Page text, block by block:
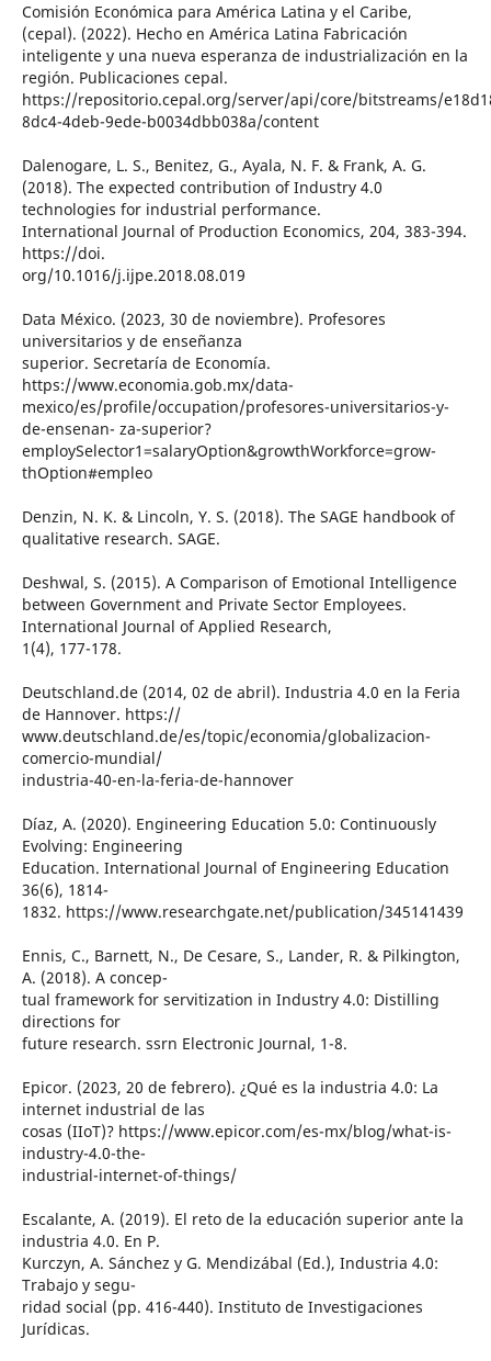
Comisión Económica para América Latina y el Caribe,
(cepal). (2022). Hecho en América Latina Fabricación
inteligente y una nueva esperanza de industrialización en la
región. Publicaciones cepal.
https://repositorio.cepal.org/server/api/core/bitstreams/
8dc4-4deb-9ede-b0034dbb038a/content
Dalenogare, L. S., Benitez, G., Ayala, N. F. & Frank, A. G.
(2018). The expected contribution of Industry 4.0
technologies for industrial performance.
International Journal of Production Economics, 204, 383-394.
https://doi.
org/10.1016/j.ijpe.2018.08.019
Data México. (2023, 30 de noviembre). Profesores
universitarios y de enseñanza
superior. Secretaría de Economía.
https://www.economia.gob.mx/data-
mexico/es/profile/occupation/profesores-universitarios-y-
de-ensenan- za-superior?
employSelector1=salaryOption&growthWorkforce=grow-
thOption#empleo
Denzin, N. K. & Lincoln, Y. S. (2018). The SAGE handbook of
qualitative research. SAGE.
Deshwal, S. (2015). A Comparison of Emotional Intelligence
between Government and Private Sector Employees.
International Journal of Applied Research,
1(4), 177-178.
Deutschland.de (2014, 02 de abril). Industria 4.0 en la Feria
de Hannover. https://
www.deutschland.de/es/topic/economia/globalizacion-
comercio-mundial/
industria-40-en-la-feria-de-hannover
Díaz, A. (2020). Engineering Education 5.0: Continuously
Evolving: Engineering
Education. International Journal of Engineering Education
36(6), 1814-
1832. https://www.researchgate.net/publication/345141439
Ennis, C., Barnett, N., De Cesare, S., Lander, R. & Pilkington,
A. (2018). A concep-
tual framework for servitization in Industry 4.0: Distilling
directions for
future research. ssrn Electronic Journal, 1-8.
Epicor. (2023, 20 de febrero). ¿Qué es la industria 4.0: La
internet industrial de las
cosas (IIoT)? https://www.epicor.com/es-mx/blog/what-is-
industry-4.0-the-
industrial-internet-of-things/
Escalante, A. (2019). El reto de la educación superior ante la
industria 4.0. En P.
Kurczyn, A. Sánchez y G. Mendizábal (Ed.), Industria 4.0:
Trabajo y segu-
ridad social (pp. 416-440). Instituto de Investigaciones
Jurídicas.